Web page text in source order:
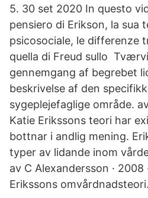
5. 30 set 2020 In questo
pensiero di Erikson, la sua
psicosociale, le differenze
quella di Freud sullo
gennemgang af begrebet
beskrivelse af den
sygeplejefaglige område.
Katie Erikssons teori har
bottnar i andlig mening.
typer av lidande inom
av C Alexandersson ·
Erikssons omvårdnadsteori.